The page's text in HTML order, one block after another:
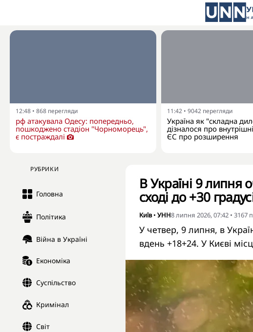
12:48 • 868 перегляди
рф атакувала Одесу: попередньо,
пошкоджено стадіон "Чорноморець",
є постраждалі
11:42 • 9042 перегляди
Україна як "складна
дізналося про
ЄС про розширення
РУБРИКИ
Головна
Політика
Війна в Україні
Економіка
Суспільство
Кримінал
Світ
В Україні 9 липня
сході до +30
Київ• УНН8 липня 2026, 07:42 • 3167
У четвер, 9 липня, в
вдень +18+24. У Києві